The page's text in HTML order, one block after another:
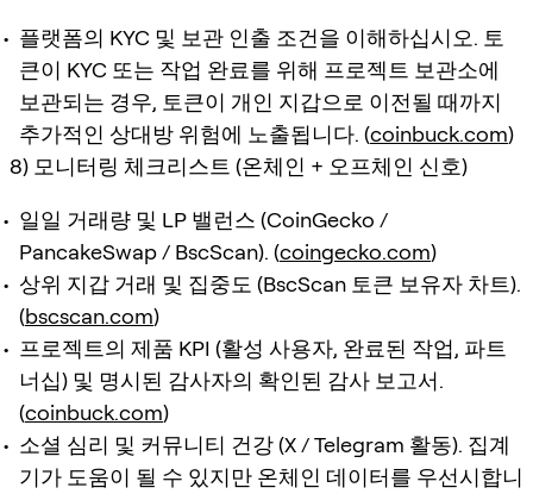
플랫폼의 KYC 및 보관 인출 조건을 이해하십시오. 토
큰이 KYC 또는 작업 완료를 위해 프로젝트 보관소에
보관되는 경우, 토큰이 개인 지갑으로 이전될 때까지
추가적인 상대방 위험에 노출됩니다. (coinbuck.com)
8) 모니터링 체크리스트 (온체인 + 오프체인 신호)
일일 거래량 및 LP 밸런스 (CoinGecko /
PancakeSwap / BscScan). (coingecko.com)
상위 지갑 거래 및 집중도 (BscScan 토큰 보유자 차트).
(bscscan.com)
프로젝트의 제품 KPI (활성 사용자, 완료된 작업, 파트
너십) 및 명시된 감사자의 확인된 감사 보고서.
(coinbuck.com)
소셜 심리 및 커뮤니티 건강 (X / Telegram 활동). 집계
기가 도움이 될 수 있지만 온체인 데이터를 우선시합니